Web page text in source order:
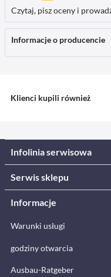
Czytaj, pisz oceny i
Informacje o producencie
Klienci kupili również
Infolinia serwisowa
Serwis sklepu
Informacje
Warunki usługi
godziny otwarcia
Ausbau-Ratgeber